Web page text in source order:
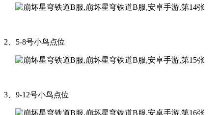
2、5-8号小鸟点位
3、9-12号小鸟点位